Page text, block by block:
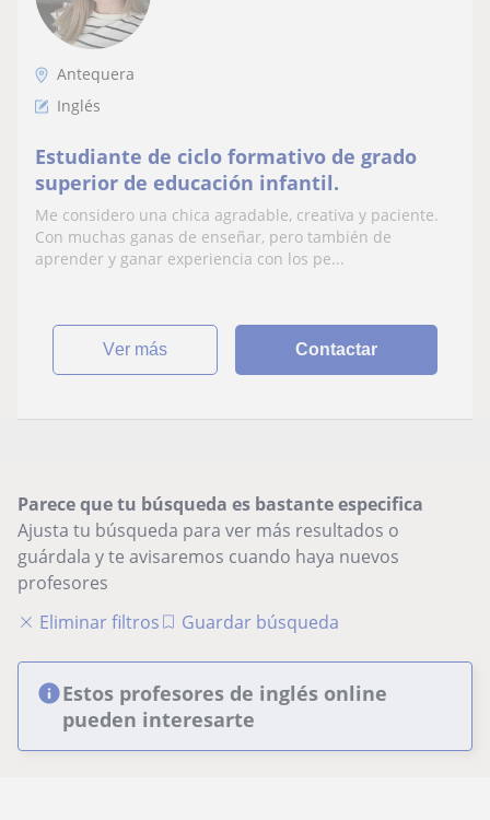
Antequera
Inglés
Estudiante de ciclo formativo de grado
superior de educación infantil.
Me considero una chica agradable, creativa y paciente.
Con muchas ganas de enseñar, pero también de
aprender y ganar experiencia con los pe...
ver más Contactar
Parece que tu búsqueda es bastante especifica
Ajusta tu búsqueda para ver más resultados o
guárdala y te avisaremos cuando haya nuevos
profesores
Eliminar filtros
Guardar búsqueda
Estos profesores de inglés online
pueden interesarte